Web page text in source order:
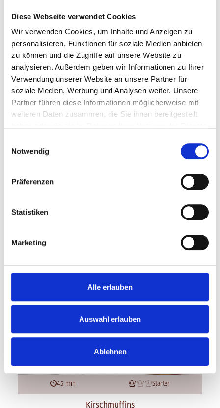
Diese Webseite verwendet Cookies
Wir verwenden Cookies, um Inhalte und Anzeigen zu
personalisieren, Funktionen für soziale Medien anbieten
zu können und die Zugriffe auf unsere Website zu
analysieren. Außerdem geben wir Informationen zu Ihrer
Verwendung unserer Website an unsere Partner für
soziale Medien, Werbung und Analysen weiter. Unsere
Partner führen diese Informationen möglicherweise mit
weiteren Daten zusammen, die Sie ihnen bereitgestellt
Notwendig
Präferenzen
Statistiken
Marketing
Alle erlauben
Auswahl erlauben
Ablehnen
45 min Starter
Kirschmuffins